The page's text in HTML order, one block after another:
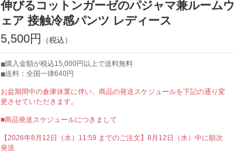
伸びるコットンガーゼのパジャマ兼ルームウ
ェア 接触冷感パンツ レディース
5,500円
購入金額が税込15,000円以上で送料無料
送料：全国一律640円
お盆期間中の倉庫休業に伴い、商品の発送スケジュールを下記の通り変
更させていただきます。
■商品発送スケジュールにつきまして
【2026年8月12日（水）11:59 までのご注文】8月12日（水）中に順次
発送